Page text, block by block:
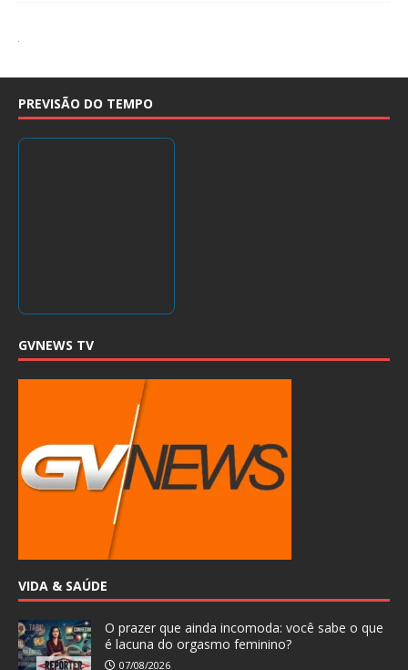
PREVISÃO DO TEMPO
GVNEWS TV
VIDA & SAÚDE
O prazer que ainda incomoda: você sabe o que
é lacuna do orgasmo feminino?
07/08/2026